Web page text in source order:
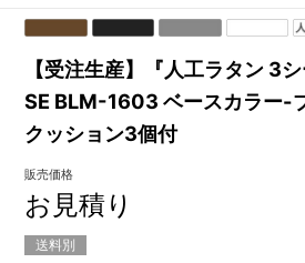
【受注生産】『人工ラタン 3
SE BLM-1603 ベースカラー-
クッション3個付
販売価格
お見積り
送料別